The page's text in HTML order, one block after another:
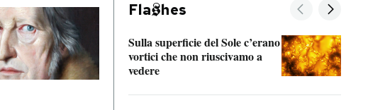
Fla hes
Sulla superficie del Sole c’erano
vortici che non riuscivamo a
vedere